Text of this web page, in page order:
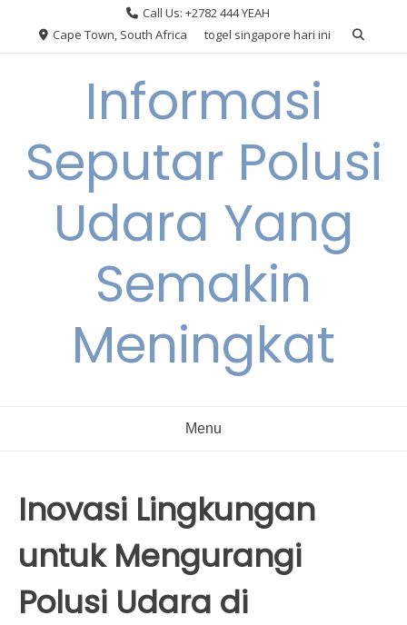
Call Us: +2782 444 YEAH
Cape Town, South Africa
togel singapore hari ini
Informasi
Seputar Polusi
Udara Yang
Semakin
Meningkat
Menu
Inovasi Lingkungan
untuk Mengurangi
Polusi Udara di